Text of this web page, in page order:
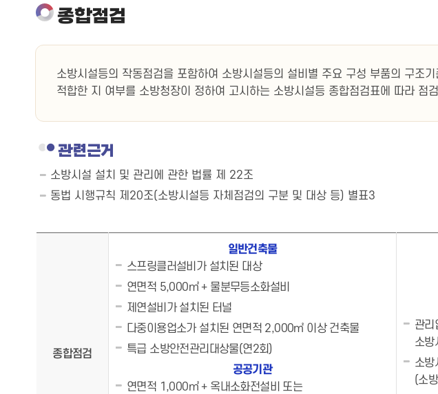
종합점검
소방시설등의 작동점검을 포함하여 소방시설등의 설비별 주요 구성 부품의 구조
적합한 지 여부를 소방청장이 정하여 고시하는 소방시설등 종합점검표에 따라 점
관련근거
소방시설 설치 및 관리에 관한 법률 제 22조
동법 시행규칙 제20조(소방시설등 자체점검의 구분 및 대상 등) 별표3
종합점검
일반건축물
스프링클러설비가 설치된 대상
연면적 5,000㎡ + 물분무등소화설비
제연설비가 설치된 터널
다중이용업소가 설치된 연면적 2,000㎡ 이상 건축물
특급 소방안전관리대상물(연2회)
공공기관
연면적 1,000㎡ + 옥내소화전설비 또는
관리
소방
소방
(소